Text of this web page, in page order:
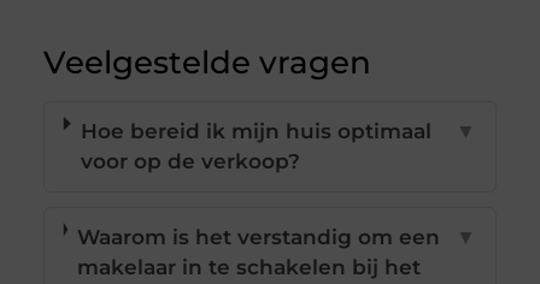
Veelgestelde vragen
Hoe bereid ik mijn huis optimaal
voor op de verkoop?
▼
Waarom is het verstandig om een
makelaar in te schakelen bij het
▼